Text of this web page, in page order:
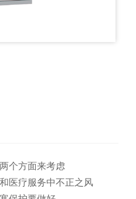
个方面来考虑
医疗服务中不正之风